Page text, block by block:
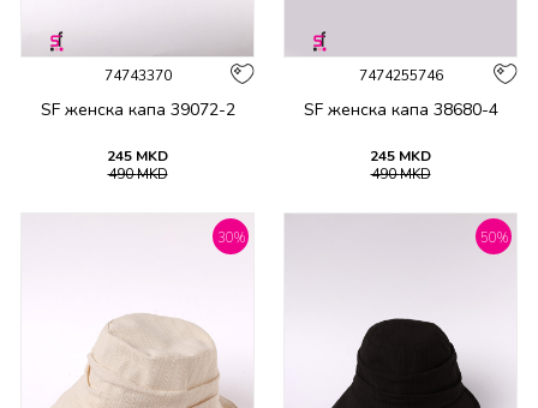
74743370
SF женска капа 39072-2
245 MKD
490MKD
7474255746
SF женска капа 38680-4
245 MKD
490MKD
30% 50%